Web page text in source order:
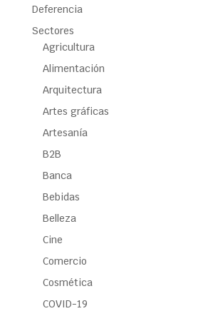
Deferencia
Sectores
Agricultura
Alimentación
Arquitectura
Artes gráficas
Artesanía
B2B
Banca
Bebidas
Belleza
Cine
Comercio
Cosmética
COVID-19